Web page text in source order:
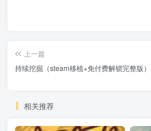
上一篇
持续挖掘（steam移植+免付费解锁完整版）
相关推荐